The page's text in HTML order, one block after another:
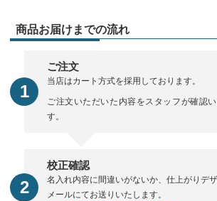
商品お届けまでの流れ
ご注文
当店はカート方式を採用しております。
ご注文いただいた内容をスタッフが確認い
す。
校正確認
名入れ内容に間違いがないか、仕上がりデ
メールにてお送りいたします。